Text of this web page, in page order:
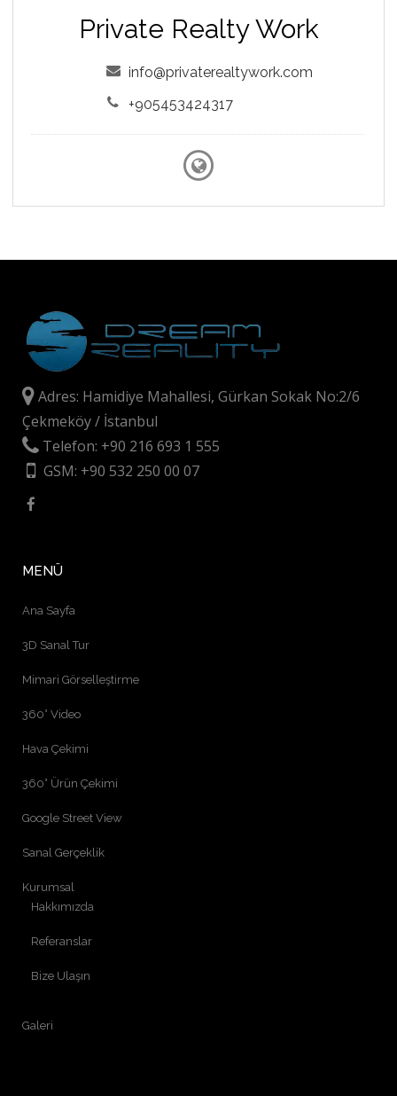
Private Realty Work
info@privaterealtywork.com
+905453424317
Adres: Hamidiye Mahallesi, Gürkan Sokak No:2/6
Çekmeköy / İstanbul
Telefon: +90 216 693 1 555
GSM: +90 532 250 00 07
MENÜ
Ana Sayfa
3D Sanal Tur
Mimari Görselleştirme
360° Video
Hava Çekimi
360° Ürün Çekimi
Google Street View
Sanal Gerçeklik
Kurumsal
Hakkımızda
Referanslar
Bize Ulaşın
Galeri